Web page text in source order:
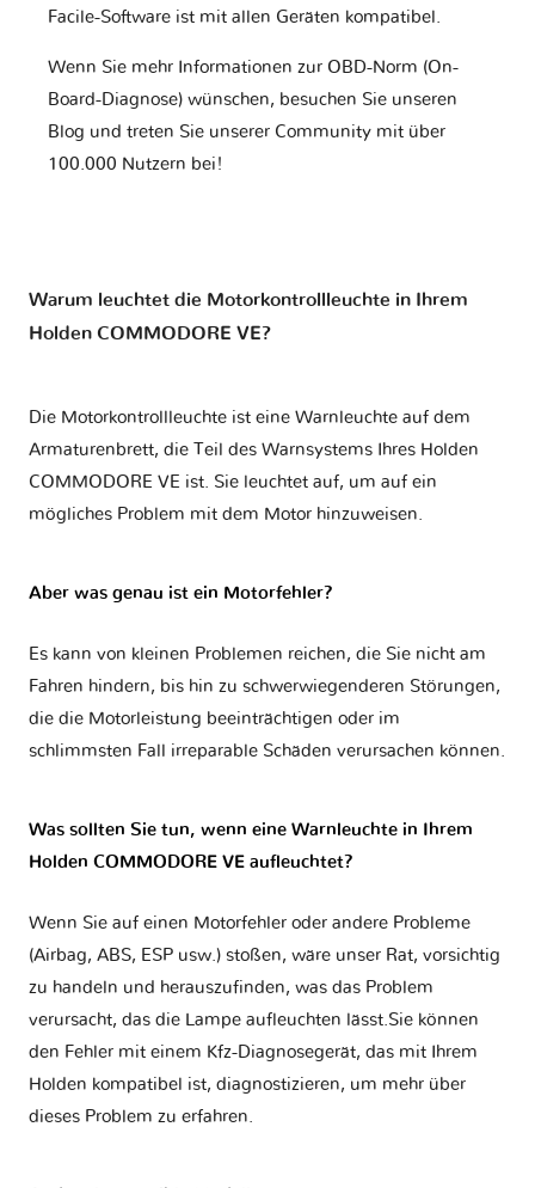
Facile-Software ist mit allen Geräten kompatibel.
Wenn Sie mehr Informationen zur OBD-Norm (On-
Board-Diagnose) wünschen, besuchen Sie unseren
Blog und treten Sie unserer Community mit über
100.000 Nutzern bei!
Warum leuchtet die Motorkontrollleuchte in Ihrem
Holden COMMODORE VE?
Die Motorkontrollleuchte ist eine Warnleuchte auf dem
Armaturenbrett, die Teil des Warnsystems Ihres Holden
COMMODORE VE ist. Sie leuchtet auf, um auf ein
mögliches Problem mit dem Motor hinzuweisen.
Aber was genau ist ein Motorfehler?
Es kann von kleinen Problemen reichen, die Sie nicht am
Fahren hindern, bis hin zu schwerwiegenderen Störungen,
die die Motorleistung beeinträchtigen oder im
schlimmsten Fall irreparable Schäden verursachen können.
Was sollten Sie tun, wenn eine Warnleuchte in Ihrem
Holden COMMODORE VE aufleuchtet?
Wenn Sie auf einen Motorfehler oder andere Probleme
(Airbag, ABS, ESP usw.) stoßen, wäre unser Rat, vorsichtig
zu handeln und herauszufinden, was das Problem
verursacht, das die Lampe aufleuchten lässt.Sie können
den Fehler mit einem Kfz-Diagnosegerät, das mit Ihrem
Holden kompatibel ist, diagnostizieren, um mehr über
dieses Problem zu erfahren.